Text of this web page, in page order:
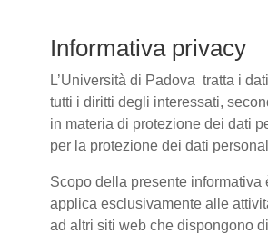
Informativa privacy
L’Università di Padova tratta i
tutti i diritti degli interessati,
in materia di protezione dei dati
per la protezione dei dati
Scopo della presente
applica esclusivamente alle
ad altri siti web che dispongono